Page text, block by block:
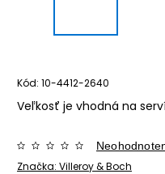
Kód: 10-4412-2640
Veľkosť je vhodná na
Značka: Villeroy & Boch